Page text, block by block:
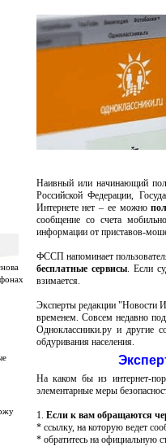
Наивный или начинающий
Российской Федерации,
Интернете нет – ее можно
сообщение со счета
информации от приставов-
ФССП напоминает
бесплатные сервисы. Если
взимается.
Эксперты редакции "Новости
временем. Совсем недавно
Одноклассники.ру и другие
обдуривания населения.
На каком бы из интернет-
элементарные меры
1. Если к вам обращаются
* ссылку, на которую ведет
* обратитесь на официальную